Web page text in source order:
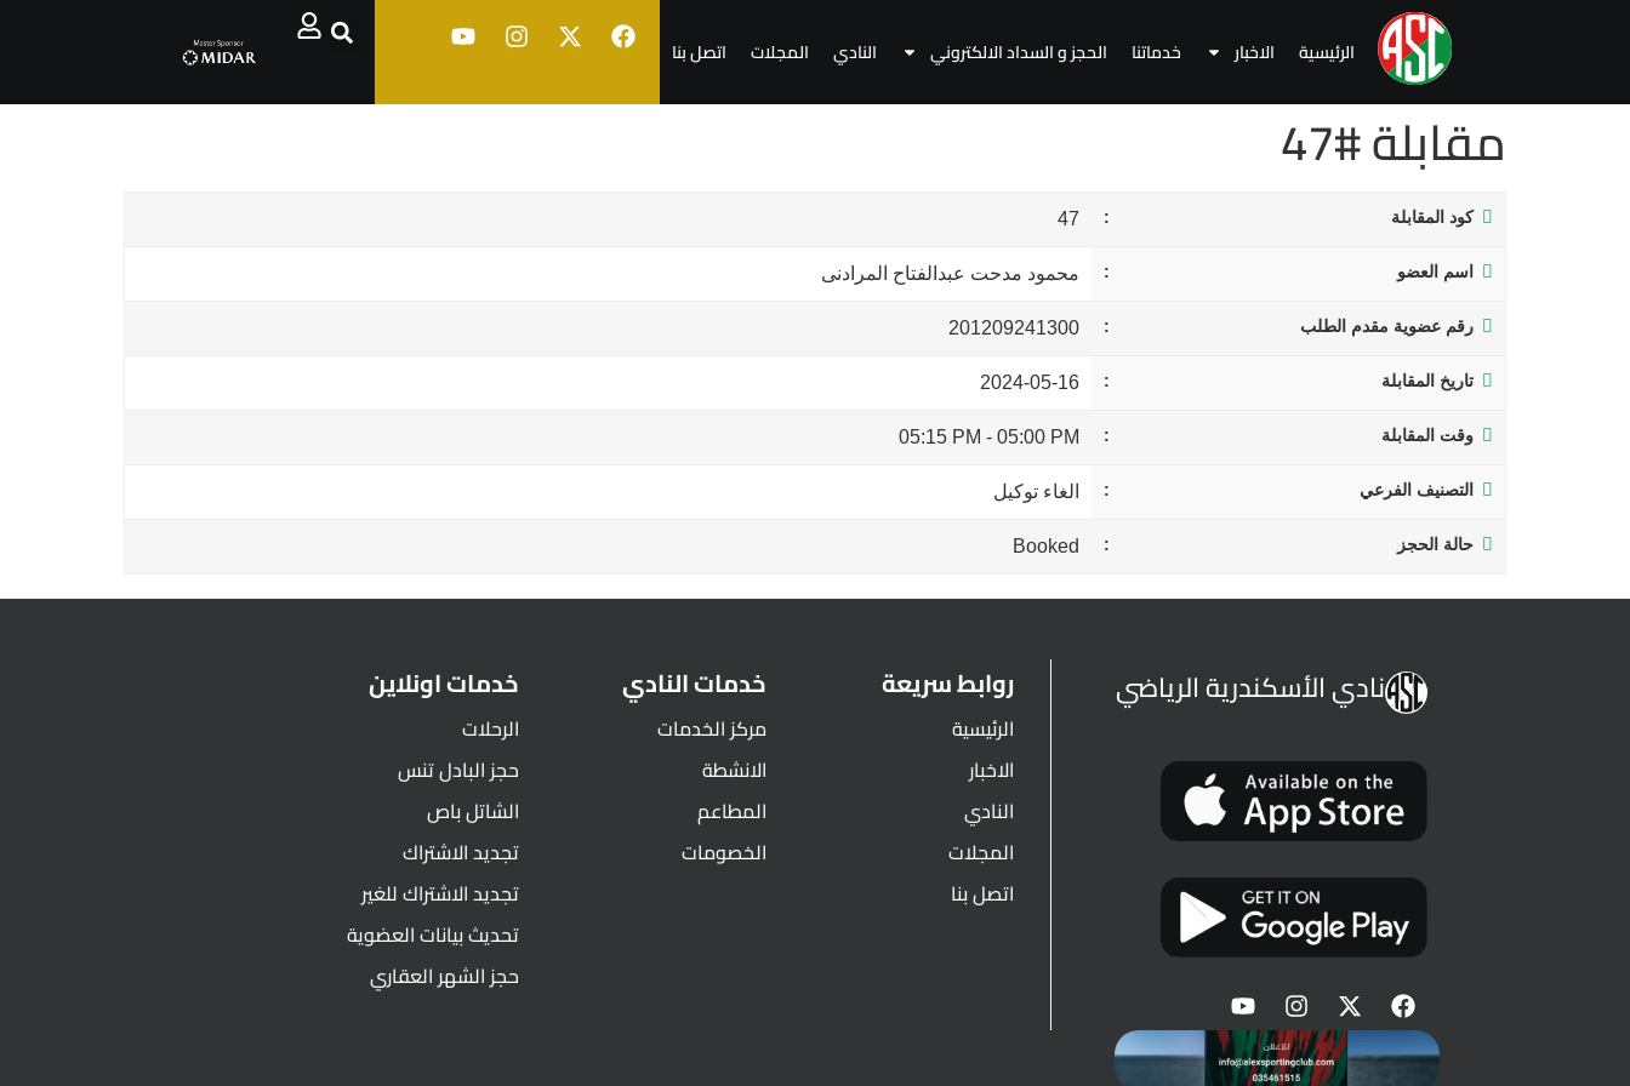
الرئيسية الاخبار خدماتنا الحجز و السداد الالكتروني النادي المجلات اتصل بنا
مقابلة #47
كود المقابلة 47
اسم العضو محمود مدحت عبدالفتاح المرادنى
رقم عضوية مقدم الطلب 201209241300
تاريخ المقابلة 2024-05-16
وقت المقابلة 05:00 PM
-
05:15 PM
التصنيف الفرعي الغاء توكيل
حالة الحجز Booked
نادي الأسكندرية الرياضي روابط سريعة
الرئيسية
الاخبار
النادي
المجلات
اتصل بنا
خدمات النادي
مركز الخدمات
الانشطة
المطاعم
الخصومات
خدمات اونلاين
الرحلات
حجز البادل تنس
الشاتل باص
تجديد الاشتراك
تجديد الاشتراك للغير
تحديث بيانات العضوية
حجز الشهر العقاري